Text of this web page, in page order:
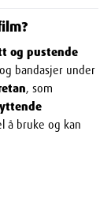
og pustende
bandasjer under
, som
å bruke og kan